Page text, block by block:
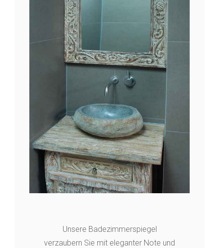
Unsere Badezimmerspiegel
verzaubern Sie mit eleganter Note und